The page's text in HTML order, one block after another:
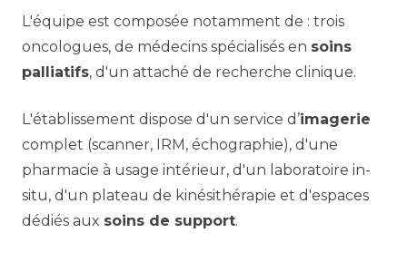
L'équipe est composée notamment de : trois
oncologues, de médecins spécialisés en soins
palliatifs, d'un attaché de recherche clinique.
L'établissement dispose d'un service d’imagerie
complet (scanner, IRM, échographie), d'une
pharmacie à usage intérieur, d'un laboratoire in-
situ, d'un plateau de kinésithérapie et d'espaces
dédiés aux soins de support.